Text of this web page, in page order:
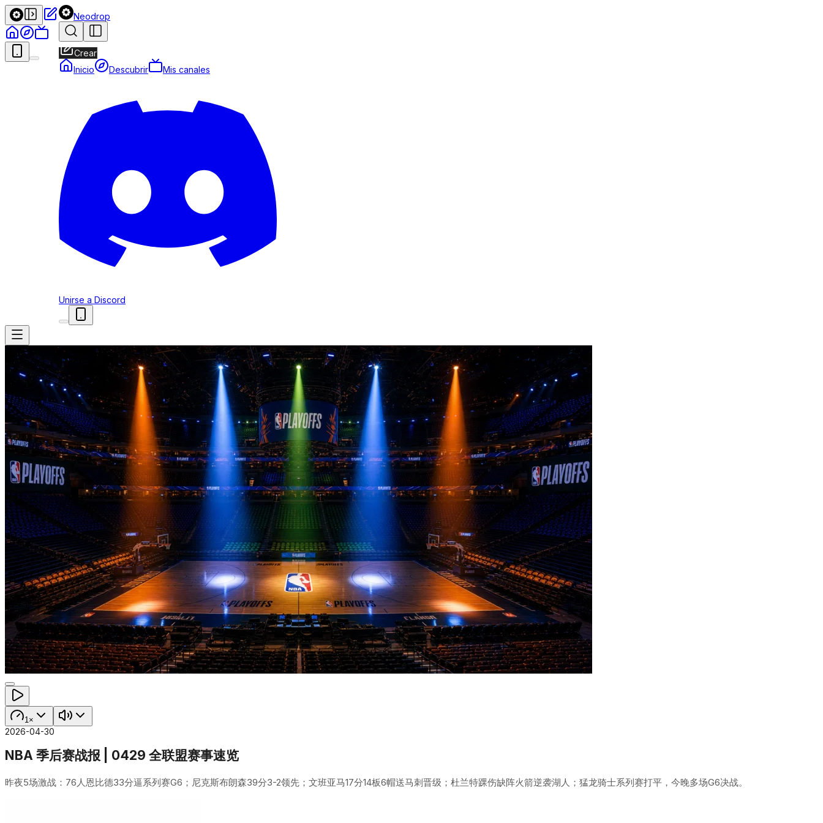
Neodrop
Crear
Inicio
Descubrir Mis canales
Unirse a Discord
1×
2026-04-30
NBA 季后赛战报 | 0429 全联盟赛事速览
昨夜5场激战：76人恩比德33分逼系列赛G6；尼克斯布朗森39分3-2领先；文班亚马17分14板6帽送马刺晋级；杜兰特踝伤缺阵火箭逆袭湖人；猛龙骑士系列赛打平，今晚多场G6决战。